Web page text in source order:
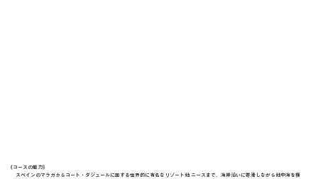
《​コースの魅力》
スペインのマラガからコート・ダジュールに面する世界的に有名なリゾート地 ニースまで、海岸沿いに寄港しながら地中海を横